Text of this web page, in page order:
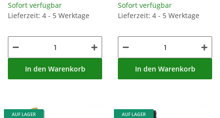
Sofort verfügbar
Lieferzeit: 4 - 5 Werktage
In den Warenkorb
Sofort verfügbar
Lieferzeit: 4 - 5 Werktage
In den Warenkorb
AUF LAGER AUF LAGER